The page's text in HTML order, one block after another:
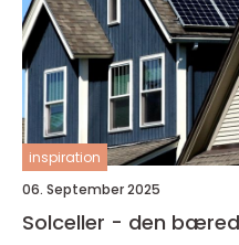
inspiration
06. September 2025
Solceller - den